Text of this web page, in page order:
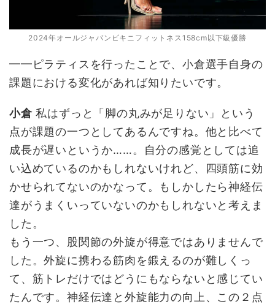
2024年オールジャパンビキニフィットネス158cm以下級優勝
━━ピラティスを行ったことで、小倉選手自身の
課題における変化があれば知りたいです。
小倉私はずっと「脚の丸みが足りない」という
点が課題の一つとしてあるんですね。他と比べて
成長が遅いというか……。自分の感覚としては追
い込めているのかもしれないけれど、四頭筋に効
かせられてないのかなって。もしかしたら神経伝
達がうまくいっていないのかもしれないと考えま
した。
もう一つ、股関節の外旋が得意ではありませんで
した。外旋に携わる筋肉を鍛えるのが難しくっ
て、筋トレだけではどうにもならないと感じてい
たんです。神経伝達と外旋能力の向上、この２点